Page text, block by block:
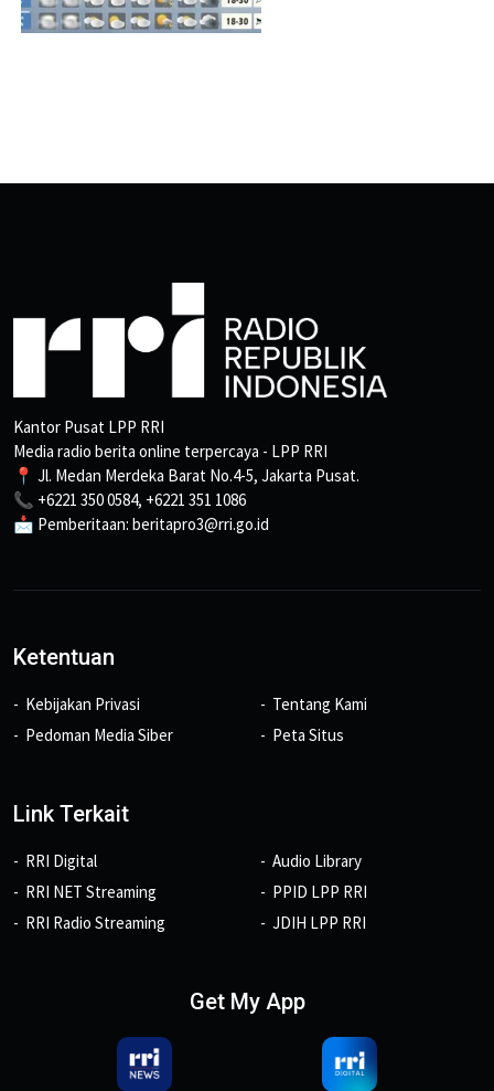
Kantor Pusat LPP RRI
Media radio berita online terpercaya - LPP RRI
📍 Jl. Medan Merdeka Barat No.4-5, Jakarta Pusat.
📞 +6221 350 0584, +6221 351 1086
📩 Pemberitaan: beritapro3@rri.go.id
Ketentuan
Kebijakan Privasi
Pedoman Media Siber
Tentang Kami
Peta Situs
Link Terkait
RRI Digital
RRI NET Streaming
RRI Radio Streaming
Audio Library
PPID LPP RRI
JDIH LPP RRI
Get My App